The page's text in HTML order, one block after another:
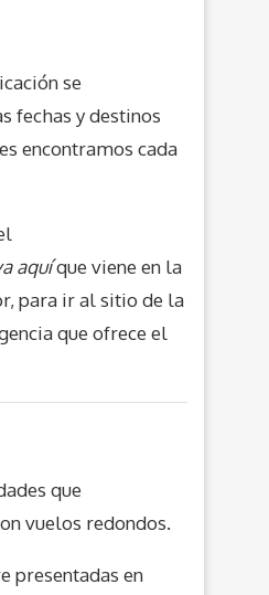
se
fechas y destinos
encontramos cada
aquíque viene en la
para ir al sitio de la
que ofrece el
que
vuelos redondos.
presentadas en